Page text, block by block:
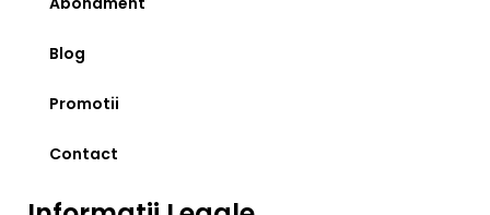
Blog
Promotii
Contact